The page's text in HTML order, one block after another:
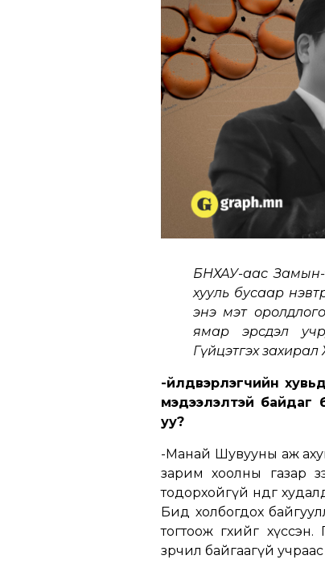
БНХАУ-аас Замын-
хууль бусаар
энэ мэт
ямар эрсдэл
Гүйцэтгэх
-Үйлдвэрлэгчийн
мэдээлэлтэй байдаг
уу?
-Манай Шувууны аж ахуй
зарим хоолны газар
тодорхойгүй өндөг
Бид холбогдох
тогтоож өгөхийг
зөрчил байгаагүй